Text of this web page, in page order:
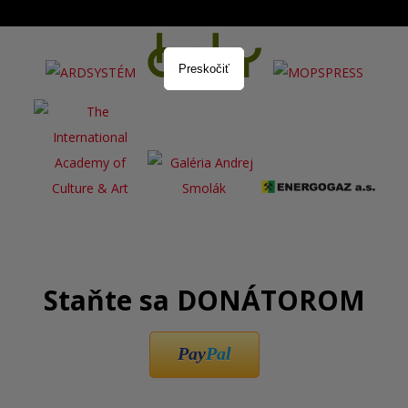
Staňte sa DONÁTOROM
PayPal
Preskočiť